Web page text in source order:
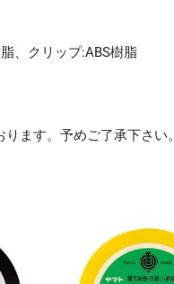
、クリップ:ABS樹脂
ます。予めご了承下さい。